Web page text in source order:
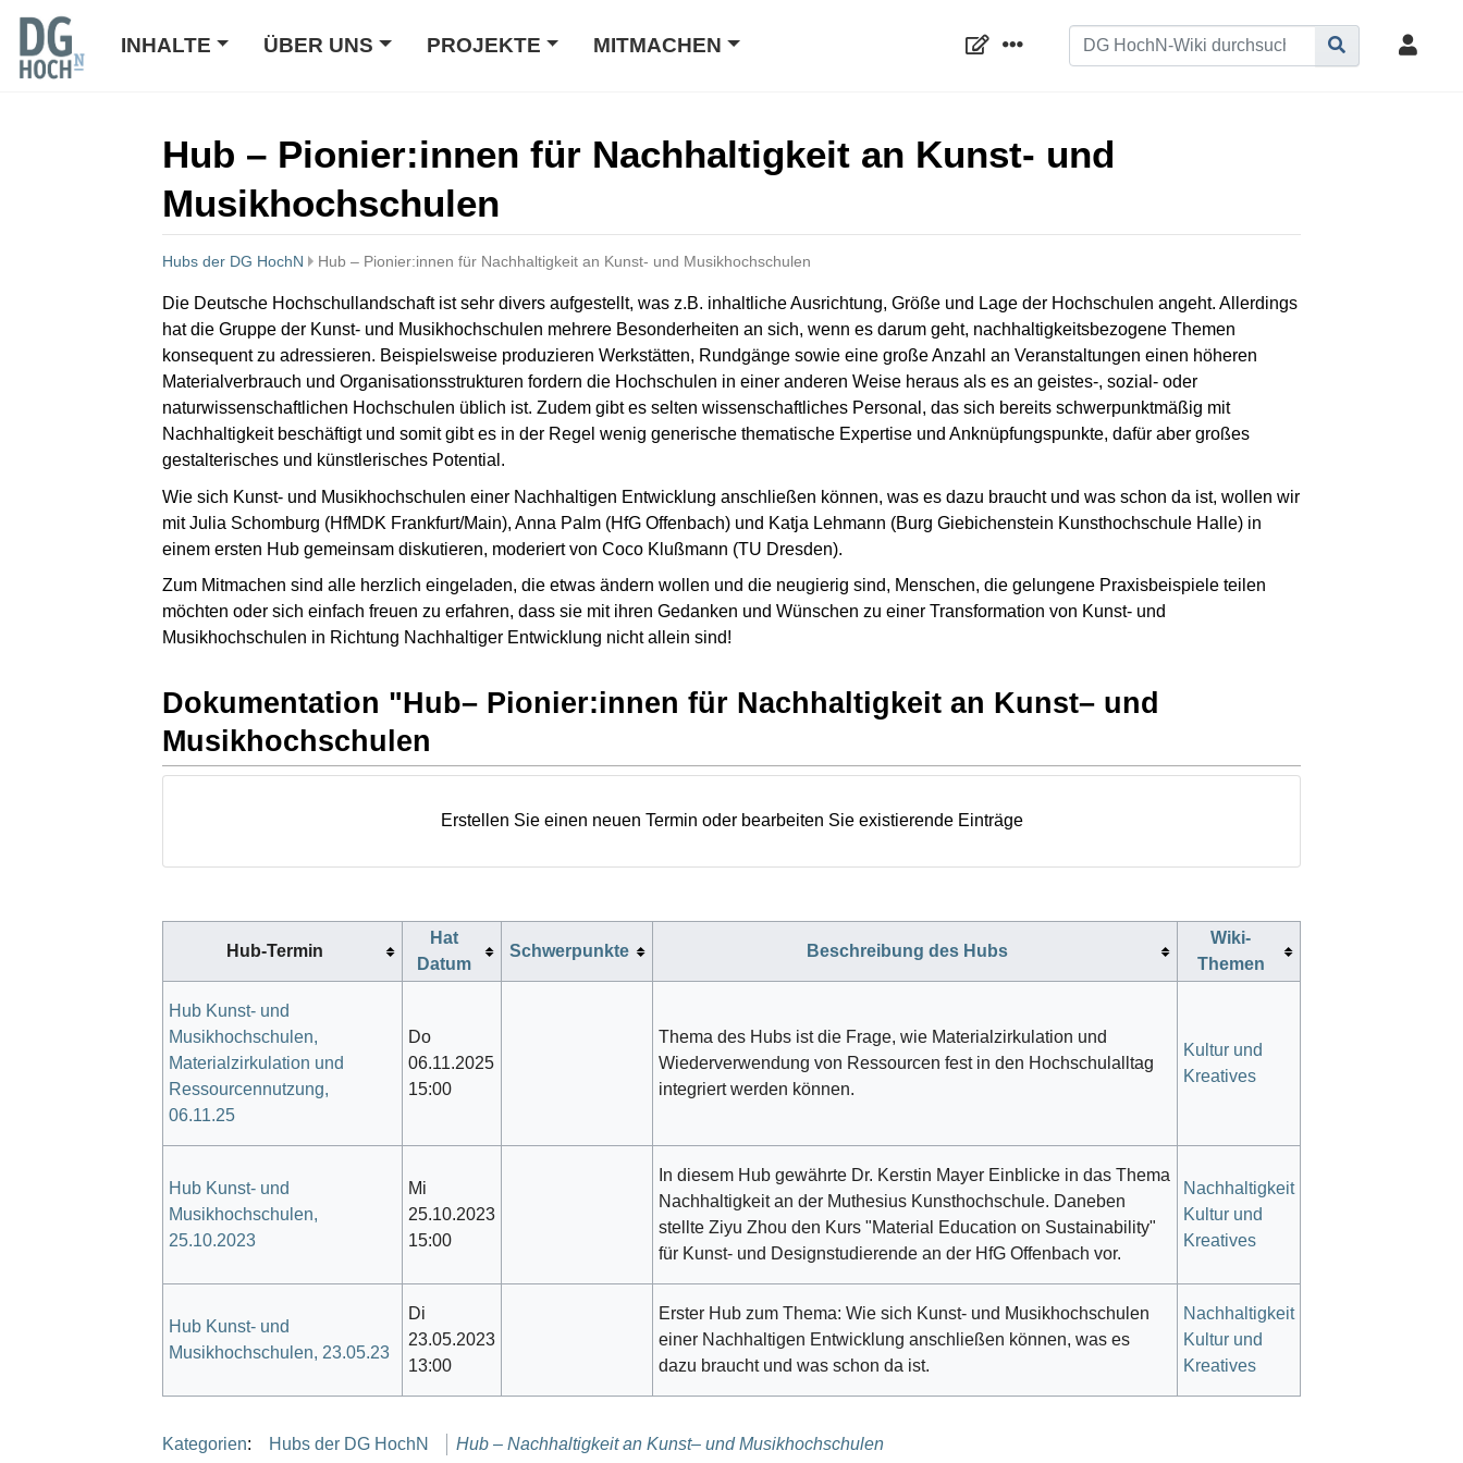
INHALTE ÜBER UNS PROJEKTE MITMACHEN
Hub – Pionier:innen für Nachhaltigkeit an Kunst- und
Musikhochschulen
Hubs der DG HochN Hub – Pionier:innen für Nachhaltigkeit an Kunst- und Musikhochschulen
Wechseln zu:Navigation,Suche
Die Deutsche Hochschullandschaft ist sehr divers aufgestellt, was z.B. inhaltliche Ausrichtung, Größe und Lage der Hochschulen angeht. Allerdings
hat die Gruppe der Kunst- und Musikhochschulen mehrere Besonderheiten an sich, wenn es darum geht, nachhaltigkeitsbezogene Themen
konsequent zu adressieren. Beispielsweise produzieren Werkstätten, Rundgänge sowie eine große Anzahl an Veranstaltungen einen höheren
Materialverbrauch und Organisationsstrukturen fordern die Hochschulen in einer anderen Weise heraus als es an geistes-, sozial- oder
naturwissenschaftlichen Hochschulen üblich ist. Zudem gibt es selten wissenschaftliches Personal, das sich bereits schwerpunktmäßig mit
Nachhaltigkeit beschäftigt und somit gibt es in der Regel wenig generische thematische Expertise und Anknüpfungspunkte, dafür aber großes
gestalterisches und künstlerisches Potential.
Wie sich Kunst- und Musikhochschulen einer Nachhaltigen Entwicklung anschließen können, was es dazu braucht und was schon da ist, wollen wir
mit Julia Schomburg (HfMDK Frankfurt/Main), Anna Palm (HfG Offenbach) und Katja Lehmann (Burg Giebichenstein Kunsthochschule Halle) in
einem ersten Hub gemeinsam diskutieren, moderiert von Coco Klußmann (TU Dresden).
Zum Mitmachen sind alle herzlich eingeladen, die etwas ändern wollen und die neugierig sind, Menschen, die gelungene Praxisbeispiele teilen
möchten oder sich einfach freuen zu erfahren, dass sie mit ihren Gedanken und Wünschen zu einer Transformation von Kunst- und
Musikhochschulen in Richtung Nachhaltiger Entwicklung nicht allein sind!
Dokumentation "Hub– Pionier:innen für Nachhaltigkeit an Kunst– und
Musikhochschulen
Erstellen Sie einen neuen Termin oder bearbeiten Sie existierende Einträge
Hub-Termin
Hat
Datum
Schwerpunkte Beschreibung des Hubs
Wiki-
Themen
Hub Kunst- und
Musikhochschulen,
Materialzirkulation und
Ressourcennutzung,
06.11.25
Do
06.11.2025
15:00
Thema des Hubs ist die Frage, wie Materialzirkulation und
Wiederverwendung von Ressourcen fest in den Hochschulalltag
integriert werden können.
Kultur und
Kreatives
Hub Kunst- und
Musikhochschulen,
25.10.2023
Mi
25.10.2023
15:00
In diesem Hub gewährte Dr. Kerstin Mayer Einblicke in das Thema
Nachhaltigkeit an der Muthesius Kunsthochschule. Daneben
stellte Ziyu Zhou den Kurs "Material Education on Sustainability"
für Kunst- und Designstudierende an der HfG Offenbach vor.
Nachhaltigkeit
Kultur und
Kreatives
Hub Kunst- und
Musikhochschulen, 23.05.23
Di
23.05.2023
13:00
Erster Hub zum Thema: Wie sich Kunst- und Musikhochschulen
einer Nachhaltigen Entwicklung anschließen können, was es
dazu braucht und was schon da ist.
Nachhaltigkeit
Kultur und
Kreatives
Kategorien: Hubs der DG HochN Hub – Nachhaltigkeit an Kunst– und Musikhochschulen